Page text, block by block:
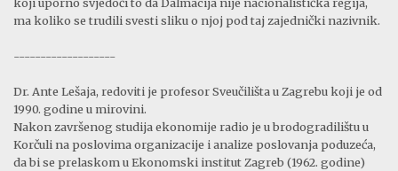
ma koliko se trudili svesti sliku o njoj pod taj zajednički nazivnik.
-------------------
Dr. Ante Lešaja, redoviti je profesor Sveučilišta u Zagrebu koji je od
1990. godine u mirovini.
Nakon završenog studija ekonomije radio je u brodogradilištu u
Korčuli na poslovima organizacije i analize poslovanja poduzeća,
da bi se prelaskom u Ekonomski institut Zagreb (1962. godine)